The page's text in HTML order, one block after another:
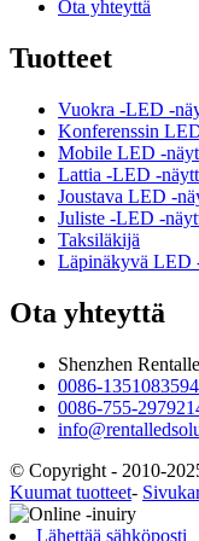
Ota yhteyttä
Tuotteet
Vuokra -LED -
Konferenssin
Mobile LED -
Lattia -LED -
Joustava LED -
Juliste -LED -
Taksiläkijä
Läpinäkyvä LED
Ota yhteyttä
Shenzhen
0086-
0086-755-
© Copyright - 2010-
Kuumat tuotteet-
Lähettää sähköposti